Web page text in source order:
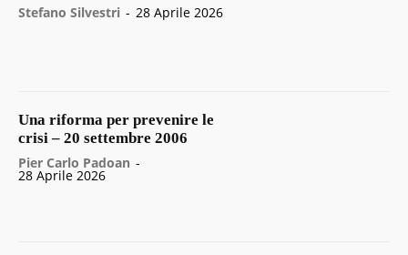
Stefano Silvestri - 28 Aprile 2026
Una riforma per prevenire le
crisi – 20 settembre 2006
Pier Carlo Padoan -
28 Aprile 2026